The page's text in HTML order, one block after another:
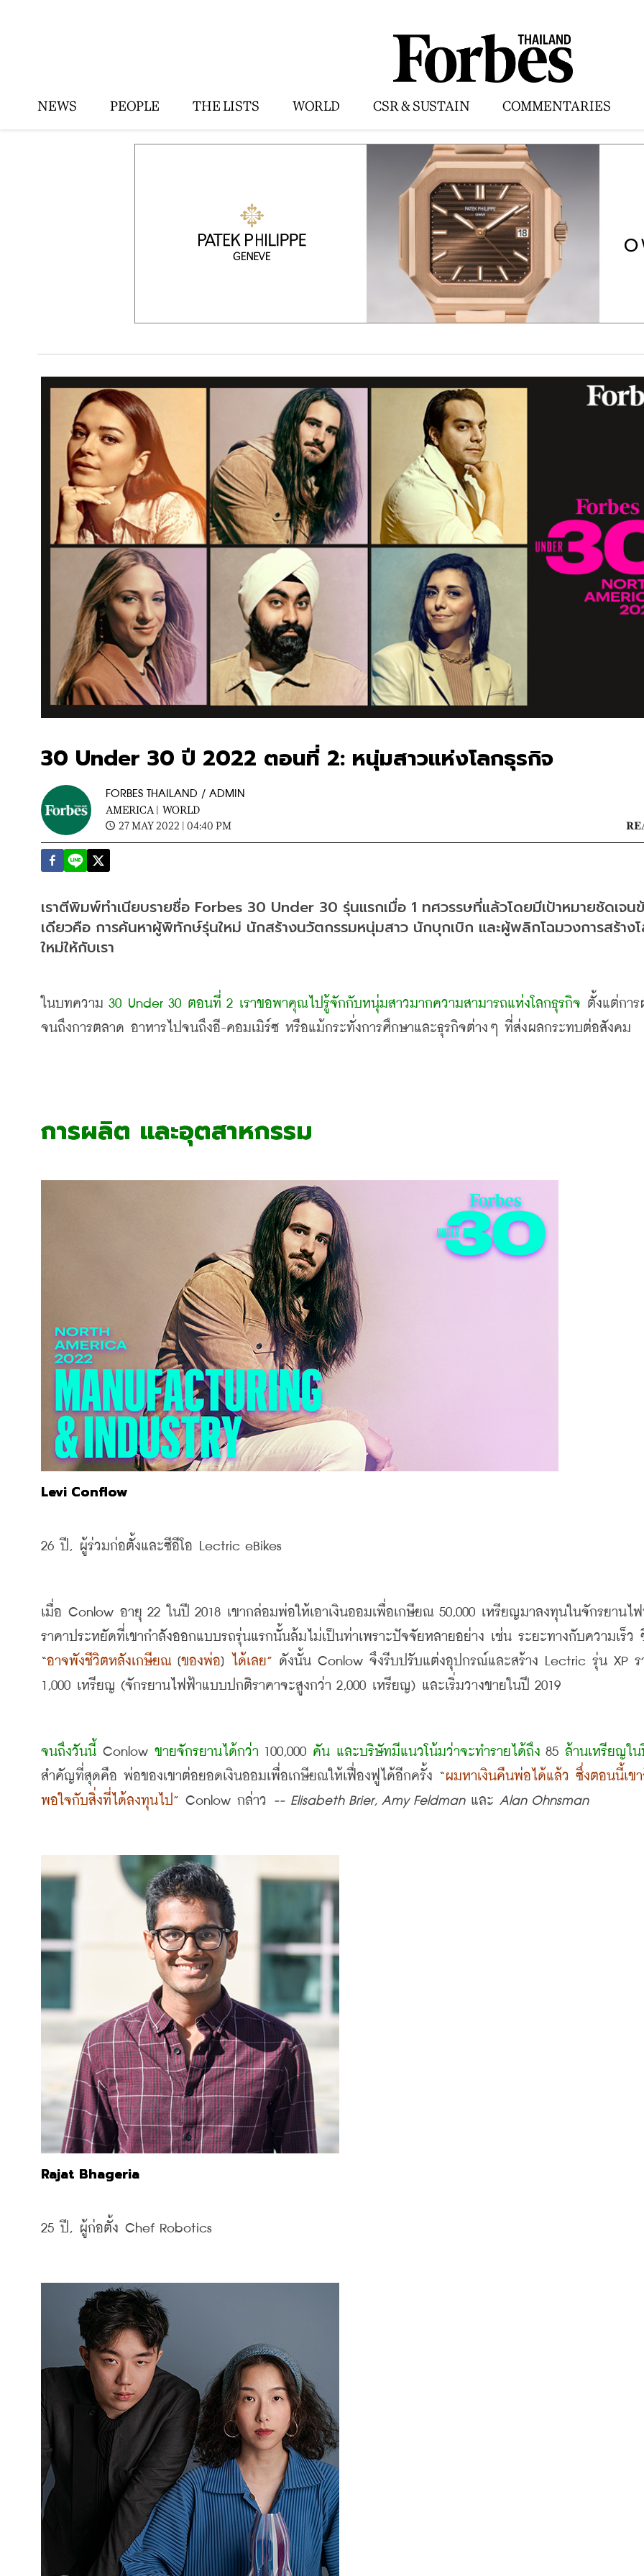
NEWS PEOPLE THE LISTS WORLD CSR & SUSTAIN COMMENTARIES
30 Under 30 ปี 2022 ตอนที่ 2: หนุ่มสาวแห่งโลกธุรกิจ
FORBES THAILAND / ADMIN
AMERICA | WORLD
27 MAY 2022 | 04:40 PM
เราตีพิมพ์ทำเนียบรายชื่อ Forbes 30 Under 30 รุ่นแรกเมื่อ 1 ทศวรรษที่แล้วโดยมีเป้าหมายชัดเจน
เดียวคือ การค้นหาผู้พิทักษ์รุ่นใหม่ นักสร้างนวัตกรรมหนุ่มสาว นักบุกเบิก และผู้พลิกโฉมวงการสร้าง
ใหม่ให้กับเรา
ในบทความ 30 Under 30 ตอนที่ 2 เราขอพาคุณไปรู้จักกับหนุ่มสาวมากความสามารถแห่งโลกธุรกิจ ตั้งแต่กา
จนถึงการตลาด อาหารไปจนถึงอี-คอมเมิร์ซ หรือแม้กระทั่งการศึกษาและธุรกิจต่างๆ ที่ส่งผลกระทบต่อสังคม
การผลิต และอุตสาหกรรม
Levi Conflow
26 ปี, ผู้ร่วมก่อตั้งและซีอีโอ Lectric eBikes
เมื่อ Conlow อายุ 22 ในปี 2018 เขากล่อมพ่อให้เอาเงินออมเพื่อเกษียณ 50,000 เหรียญมาลงทุนในจักรยานไ
ราคาประหยัดที่เขากำลังออกแบบรถรุ่นแรกนั้นล้มไม่เป็นท่าเพราะปัจจัยหลายอย่าง เช่น ระยะทางกับความเร็ว
“อาจพังชีวิตหลังเกษียณ [ของพ่อ] ได้เลย” ดังนั้น Conlow จึงรีบปรับแต่งอุปกรณ์และสร้าง Lectric รุ่น XP ร
1,000 เหรียญ (จักรยานไฟฟ้าแบบปกติราคาจะสูงกว่า 2,000 เหรียญ) และเริ่มวางขายในปี 2019
จนถึงวันนี้ Conlow ขายจักรยานได้กว่า 100,000 คัน และบริษัทมีแนวโน้มว่าจะทำรายได้ถึง 85 ล้านเหรียญใ
สำคัญที่สุดคือ พ่อของเขาต่อยอดเงินออมเพื่อเกษียณให้เฟื่องฟูได้อีกครั้ง “ผมหาเงินคืนพ่อได้แล้ว ซึ่งตอนนี้เข
พอใจกับสิ่งที่ได้ลงทุนไป ” Conlow กล่าว -- Elisabeth Brier, Amy Feldman และ Alan Ohnsman
Rajat Bhageria
25 ปี, ผู้ก่อตั้ง Chef Robotics